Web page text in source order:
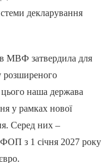
декларування
МВФ затвердила для
розширеного
наша держава
у рамках нової
Серед них –
з 1 січня 2027 року